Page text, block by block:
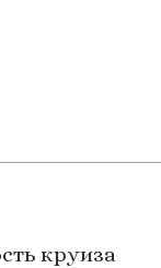
круиза